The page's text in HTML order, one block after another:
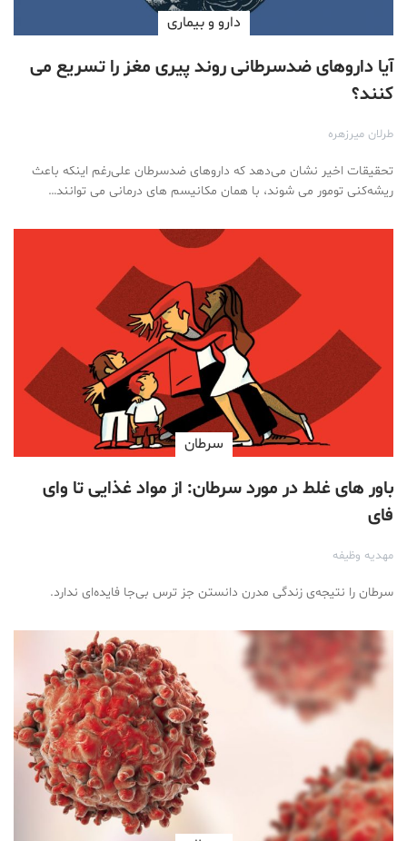
دارو‌ و بیماری
آیا دارو‌های ضدسرطانی روند پیری مغز را تسریع می
کنند؟
طرلان ميرزهره
تحقیقات اخیر نشان می‌دهد که داروهای ضدسرطان علی‌رغم اینکه باعث
ریشه‌کنی تومور می شوند، با همان مکانیسم های درمانی می توانند…
سرطان
باور های غلط در مورد سرطان: از مواد غذایی تا وای
فای
مهدیه وظیفه
سرطان را نتیجه‌ی زندگی مدرن دانستن جز ترس بی‌جا فایده‌ای ندارد.